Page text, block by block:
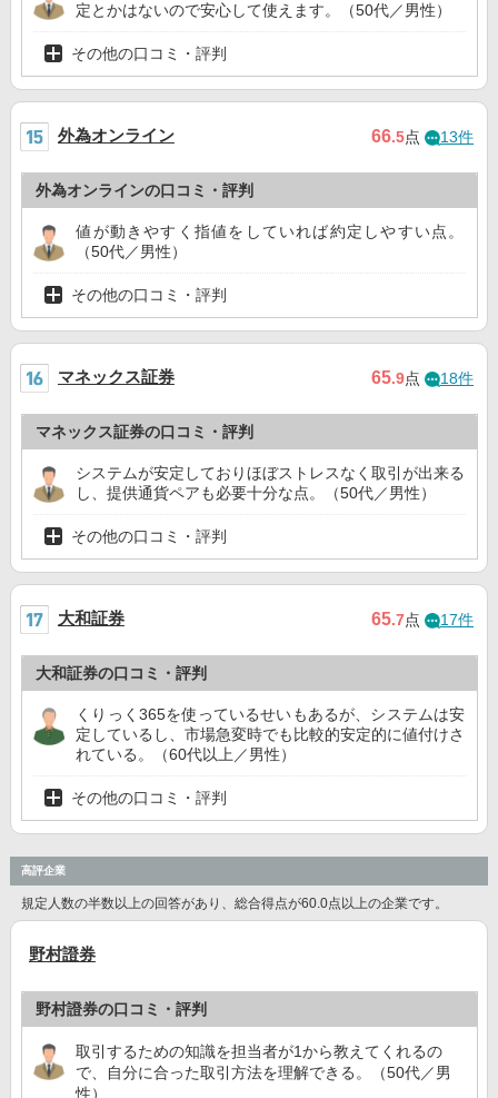
定とかはないので安心して使えます。（50代／男性）
その他の口コミ・評判
外為オンライン 66.5点 13件
外為オンラインの口コミ・評判
値が動きやすく指値をしていれば約定しやすい点。
（50代／男性）
その他の口コミ・評判
マネックス証券 65.9点 18件
マネックス証券の口コミ・評判
システムが安定しておりほぼストレスなく取引が出来る
し、提供通貨ペアも必要十分な点。（50代／男性）
その他の口コミ・評判
大和証券 65.7点 17件
大和証券の口コミ・評判
くりっく365を使っているせいもあるが、システムは安
定しているし、市場急変時でも比較的安定的に値付けさ
れている。（60代以上／男性）
その他の口コミ・評判
高評企業
規定人数の半数以上の回答があり、総合得点が60.0点以上の企業です。
野村證券
野村證券の口コミ・評判
取引するための知識を担当者が1から教えてくれるの
で、自分に合った取引方法を理解できる。（50代／男
性）